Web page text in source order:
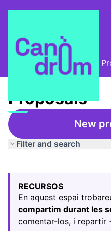
L'Alzina i el Canòdrom
Proposals
New
Filter and search
−
RECURSOS
En aquest espai
compartim durant les
comentar-los, i repartir